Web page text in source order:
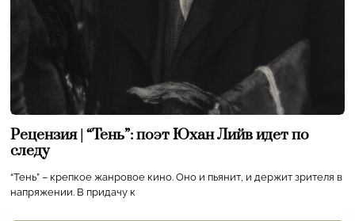
Рецензия | “Тень”: поэт Юхан Лийв идет по
следу
“Тень” – крепкое жанровое кино. Оно и пьянит, и держит зрителя в
напряжении. В придачу к